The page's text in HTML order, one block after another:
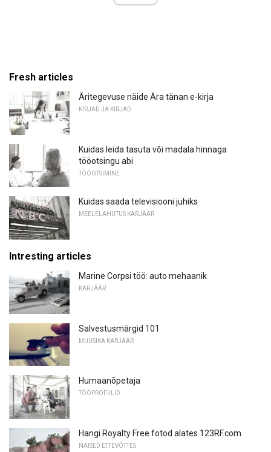
Fresh articles
Äritegevuse näide Ära tänan e-kirja
KIRJAD JA KIRJAD
Kuidas leida tasuta või madala hinnaga
tööotsingu abi
TÖÖOTSIMINE
Kuidas saada televisiooni juhiks
MEELELAHUTUS KARJÄÄR
Intresting articles
Marine Corpsi töö: auto mehaanik
KARJÄÄR
Salvestusmärgid 101
MUUSIKA KARJÄÄR
Humaanõpetaja
TÖÖPROFIILID
Hangi Royalty Free fotod alates 123RF.com
NAISED ETTEVÕTTES